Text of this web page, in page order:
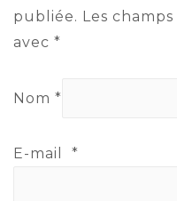
publiée. Les
avec *
Nom *
E-mail *